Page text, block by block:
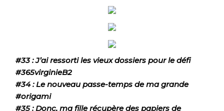
#33 : J’ai ressorti les vieux dossiers pour le défi
#365virginieB2
#34 : Le nouveau passe-temps de ma grande
#origami
#35 : Donc, ma fille récupère des papiers de